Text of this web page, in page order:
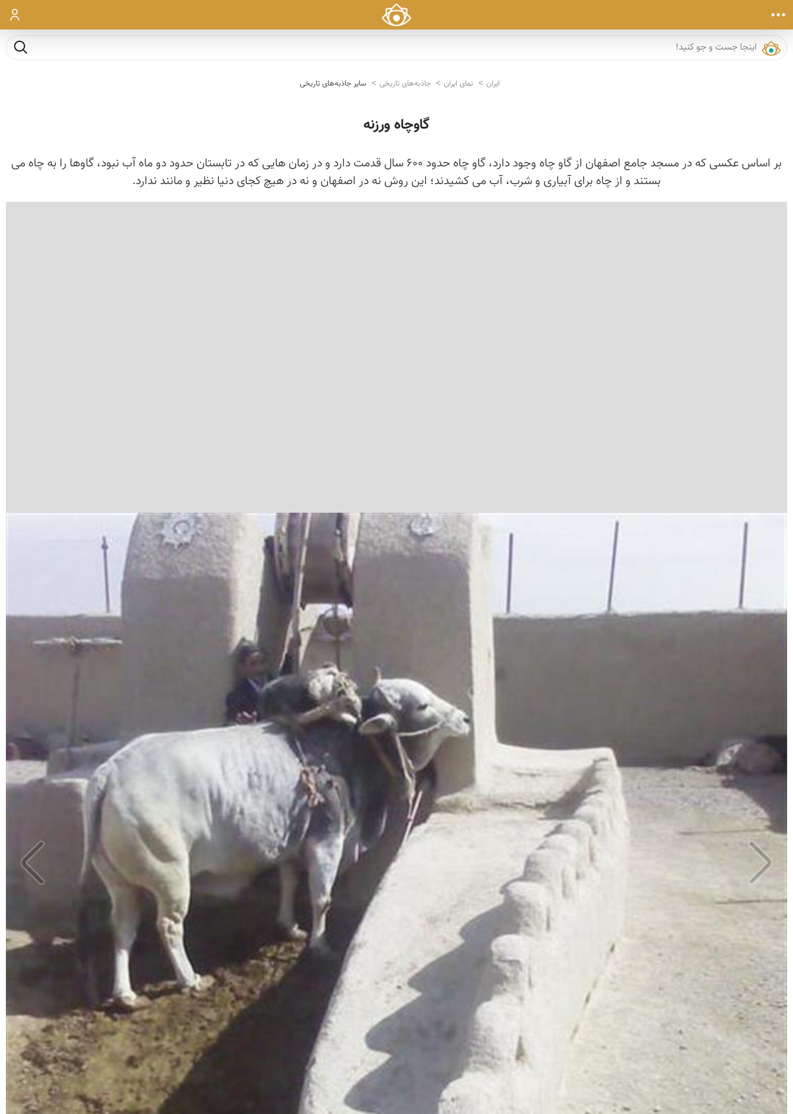
ورود
جست و
ایران نمای ایران جاذبه‌های تاریخی سایر جاذبه‌های تاریخی
گاوچاه ورزنه
بر اساس عکسی که در مسجد جامع اصفهان از گاو چاه وجود دارد، گاو چاه حدود 600 سال قدمت دارد و در زمان هایی که در تابستان حدود دو ماه آب نبود، گاوها را به چاه می
بستند و از چاه برای آبیاری و شرب، آب می کشیدند؛ این روش نه در اصفهان و نه در هیچ کجای دنیا نظیر و مانند ندارد.